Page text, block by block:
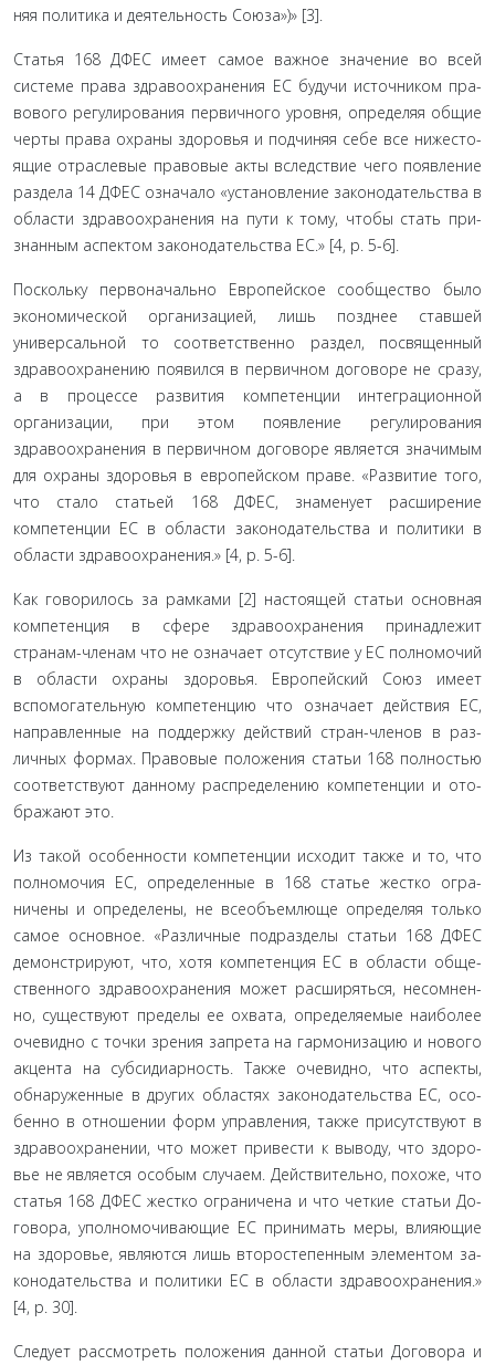
няя политика и деятельность Союза»)» [3].
Статья 168 ДФЕС имеет самое важное значение во всей
системе права здравоохранения ЕС будучи источником пра­
вового регулирования первичного уровня, определяя общие
черты права охраны здоровья и подчиняя себе все нижесто­
ящие отраслевые правовые акты вследствие чего появление
раздела 14 ДФЕС означало «установление законодательства в
области здравоохранения на пути к тому, чтобы стать при­
знанным аспектом законодательства ЕС.» [4, p. 5-6].
Поскольку первоначально Европейское сообщество было
экономической организацией, лишь позднее ставшей
универсальной то соответственно раздел, посвященный
здра­воохранению появился в первичном договоре не сразу,
а в процессе развития компетенции интеграционной
организа­ции, при этом появление регулирования
здравоохранения в первичном договоре является значимым
для охраны здоро­вья в европейском праве. «Развитие того,
что стало статьей 168 ДФЕС, знаменует расширение
компетенции ЕС в области законодательства и политики в
области здравоохранения.» [4, p. 5-6].
Как говорилось за рамками [2] настоящей статьи основ­ная
компетенция в сфере здравоохранения принадлежит
странам-членам что не означает отсутствие у ЕС полномо­чий
в области охраны здоровья. Европейский Союз имеет
вспомогательную компетенцию что означает действия ЕС,
направленные на поддержку действий стран-членов в раз­
личных формах. Правовые положения статьи 168 полностью
соответствуют данному распределению компетенции и ото­
бражают это.
Из такой особенности компетенции исходит также и то, что
полномочия ЕС, определенные в 168 статье жестко огра­
ничены и определены, не всеобъемлюще определяя только
самое основное. «Различные подразделы статьи 168 ДФЕС
демонстрируют, что, хотя компетенция ЕС в области обще­
ственного здравоохранения может расширяться, несомнен­
но, существуют пределы ее охвата, определяемые наиболее
очевидно с точки зрения запрета на гармонизацию и ново­го
акцента на субсидиарность. Также очевидно, что аспекты,
обнаруженные в других областях законодательства ЕС, осо­
бенно в отношении форм управления, также присутствуют в
здравоохранении, что может привести к выводу, что здоро­
вье не является особым случаем. Действительно, похоже, что
статья 168 ДФЕС жестко ограничена и что четкие статьи До­
говора, уполномочивающие ЕС принимать меры, влияющие
на здоровье, являются лишь второстепенным элементом за­
конодательства и политики ЕС в области здравоохранения.»
[4, p. 30].
Следует рассмотреть положения данной статьи Догово­ра и